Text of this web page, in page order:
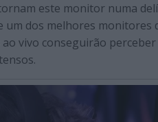
este monitor numa
um dos melhores monitores
ao vivo conseguirão